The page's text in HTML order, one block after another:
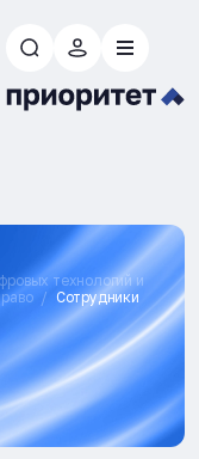
технологий и
Сотрудники